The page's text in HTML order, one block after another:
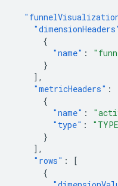
{
"name" :
}
],
"metricHeaders" :
{
"name" :
"type" :
}
],
"rows" :
[
{